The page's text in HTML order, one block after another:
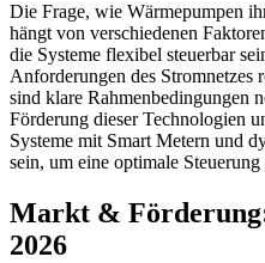
Die Frage, wie Wärmepumpen
hängt von verschiedenen
die Systeme flexibel steuerbar
Anforderungen des Stromnetzes
sind klare Rahmenbedingungen
Förderung dieser Technologien
Systeme mit Smart Metern und
sein, um eine optimale
Markt &
2026